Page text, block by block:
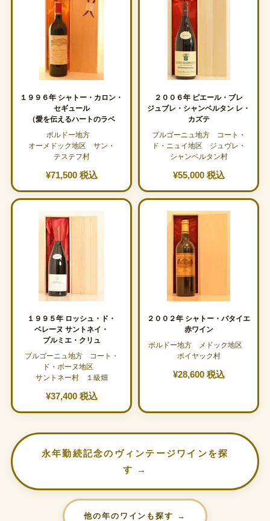
１９９６年 シャトー・カロン・
セギュール
（愛を伝えるハートのラベ
ボルドー地方
オーメドック地区 サン・
テステフ村
¥71,500 税込
２００６年 ピエール・ブレ
ジュブレ・シャンベルタン レ・
カズテ
ブルゴーニュ地方 コート・
ド・ニュイ地区 ジュヴレ・
シャンベルタン村
¥55,000 税込
１９９５年 ロッシュ・ド・
ベレーヌ サントネイ・
プルミエ・クリュ
ブルゴーニュ地方 コート・
ド・ボーヌ地区
サントネー村 １級畑
¥37,400 税込
２００２年 シャトー・バタイエ
赤ワイン
ボルドー地方 メドック地区
ポイヤック村
¥28,600 税込
永年勤続記念のヴィンテージワインを探
す →
他の年のワインも探す →